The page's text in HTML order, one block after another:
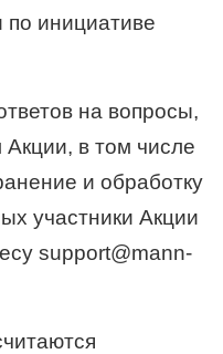
инициативе
на вопросы,
в том числе
и обработку
участники Акции
support@mann-